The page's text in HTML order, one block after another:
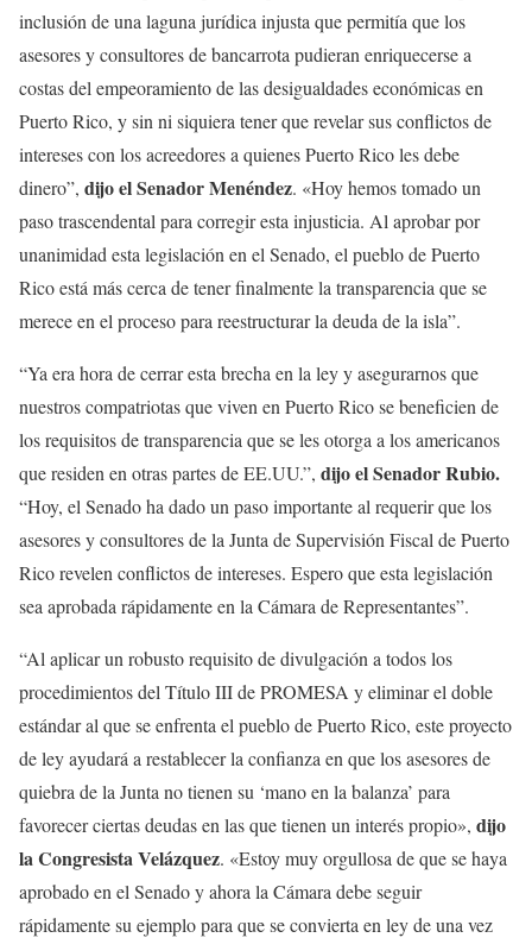
inclusión de una laguna jurídica injusta que permitía que los
asesores y consultores de bancarrota pudieran enriquecerse a
costas del empeoramiento de las desigualdades económicas en
Puerto Rico, y sin ni siquiera tener que revelar sus conflictos de
intereses con los acreedores a quienes Puerto Rico les debe
dinero”, dijo el Senador Menéndez. «Hoy hemos tomado un
paso trascendental para corregir esta injusticia. Al aprobar por
unanimidad esta legislación en el Senado, el pueblo de Puerto
Rico está más cerca de tener finalmente la transparencia que se
merece en el proceso para reestructurar la deuda de la isla”.
“Ya era hora de cerrar esta brecha en la ley y asegurarnos que
nuestros compatriotas que viven en Puerto Rico se beneficien de
los requisitos de transparencia que se les otorga a los americanos
que residen en otras partes de EE.UU.”, dijo el Senador Rubio.
“Hoy, el Senado ha dado un paso importante al requerir que los
asesores y consultores de la Junta de Supervisión Fiscal de Puerto
Rico revelen conflictos de intereses. Espero que esta legislación
sea aprobada rápidamente en la Cámara de Representantes”.
“Al aplicar un robusto requisito de divulgación a todos los
procedimientos del Título III de PROMESA y eliminar el doble
estándar al que se enfrenta el pueblo de Puerto Rico, este proyecto
de ley ayudará a restablecer la confianza en que los asesores de
quiebra de la Junta no tienen su ‘mano en la balanza’ para
favorecer ciertas deudas en las que tienen un interés propio», dijo
la Congresista Velázquez. «Estoy muy orgullosa de que se haya
aprobado en el Senado y ahora la Cámara debe seguir
rápidamente su ejemplo para que se convierta en ley de una vez